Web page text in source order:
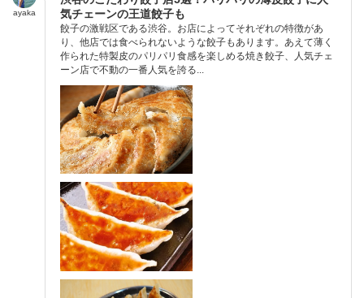
ayaka
気チェーンの王道餃子も
餃子の激戦区である渋谷。お店によってそれぞれの特徴があ
り、他店では食べられないような餃子もあります。あえて薄く
作られた特製皮のパリパリ食感を楽しめる焼き餃子、人気チェ
ーン店で不動の一番人気を誇る...